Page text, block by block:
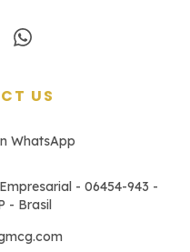
US
WhatsApp
- 06454-943 -
- Brasil